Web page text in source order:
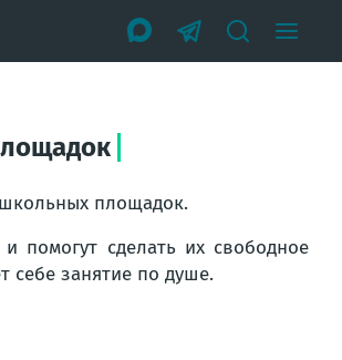
площадок.
помогут сделать их свободное
себе занятие по душе.